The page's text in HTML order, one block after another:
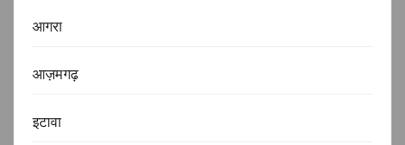
आगरा
आज़मगढ़
इटावा